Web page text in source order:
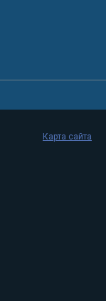
Карта сайта